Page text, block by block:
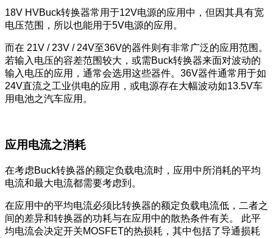
18V HVBuck转换器常用于12V电源的应用中，但因其具有宽
电压范围，所以也能用于5V电源的应用。
而在 21V / 23V / 24V至36V的器件则有非常广泛的应用范围。
若输入电压的容差范围较大，或需Buck转换器来面对波动的
输入电压的应用，通常会选用这些器件。36V器件通常用于如
24V直流之工业供电的应用，或电源存在大幅波动如13.5V车
用电池之汽车应用。
应用电流之消耗
在考虑Buck转换器的额定负载电流时，应用中所消耗的平均
电流和最大电流都需要考虑到。
在应用中的平均电流必须比转换器的额定负载电流低，二者之
间的差异和转换器的功耗与在应用中的散热条件有关。 此平
均电流会决定开关MOSFET的热损耗，其中包括了导通损耗